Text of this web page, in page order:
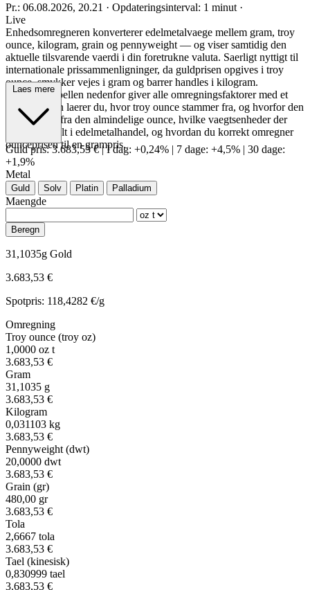
Pr.: 06.08.2026, 20.21 · Opdateringsinterval: 1 minut ·
Live
Enhedsomregneren konverterer edelmetalvaege mellem gram, troy
ounce, kilogram, grain og pennyweight — og viser samtidig den
aktuelle tilsvarende vaerdi i din foretrukne valuta. Saerligt nyttigt til
internationale prissammenligninger, da guldprisen opgives i troy
ounce, smykker vejes i gram og barrer handles i kilogram.
Referencetabellen nedenfor giver alle omregningsfaktorer med et
blik. I guiden laerer du, hvor troy ounce stammer fra, og hvorfor den
adskiller sig fra den almindelige ounce, hvilke vaegtsenheder der
bruges globalt i edelmetalhandel, og hvordan du korrekt omregner
ounceprisen til en grampris.
Guld pris:3.683,53 € | I dag: +0,24% | 7 dage: +4,5% | 30 dage:
+1,9%
Metal
Guld Solv Platin Palladium
Maengde
Beregn
31,1035g Gold
3.683,53 €
Spotpris: 118,4282 €/g
Omregning
Troy ounce (troy oz)
1,0000 oz t
3.683,53 €
Gram
31,1035 g
3.683,53 €
Kilogram
0,031103 kg
3.683,53 €
Pennyweight (dwt)
20,0000 dwt
3.683,53 €
Grain (gr)
480,00 gr
3.683,53 €
Tola
2,6667 tola
3.683,53 €
Tael (kinesisk)
0,830999 tael
3.683,53 €